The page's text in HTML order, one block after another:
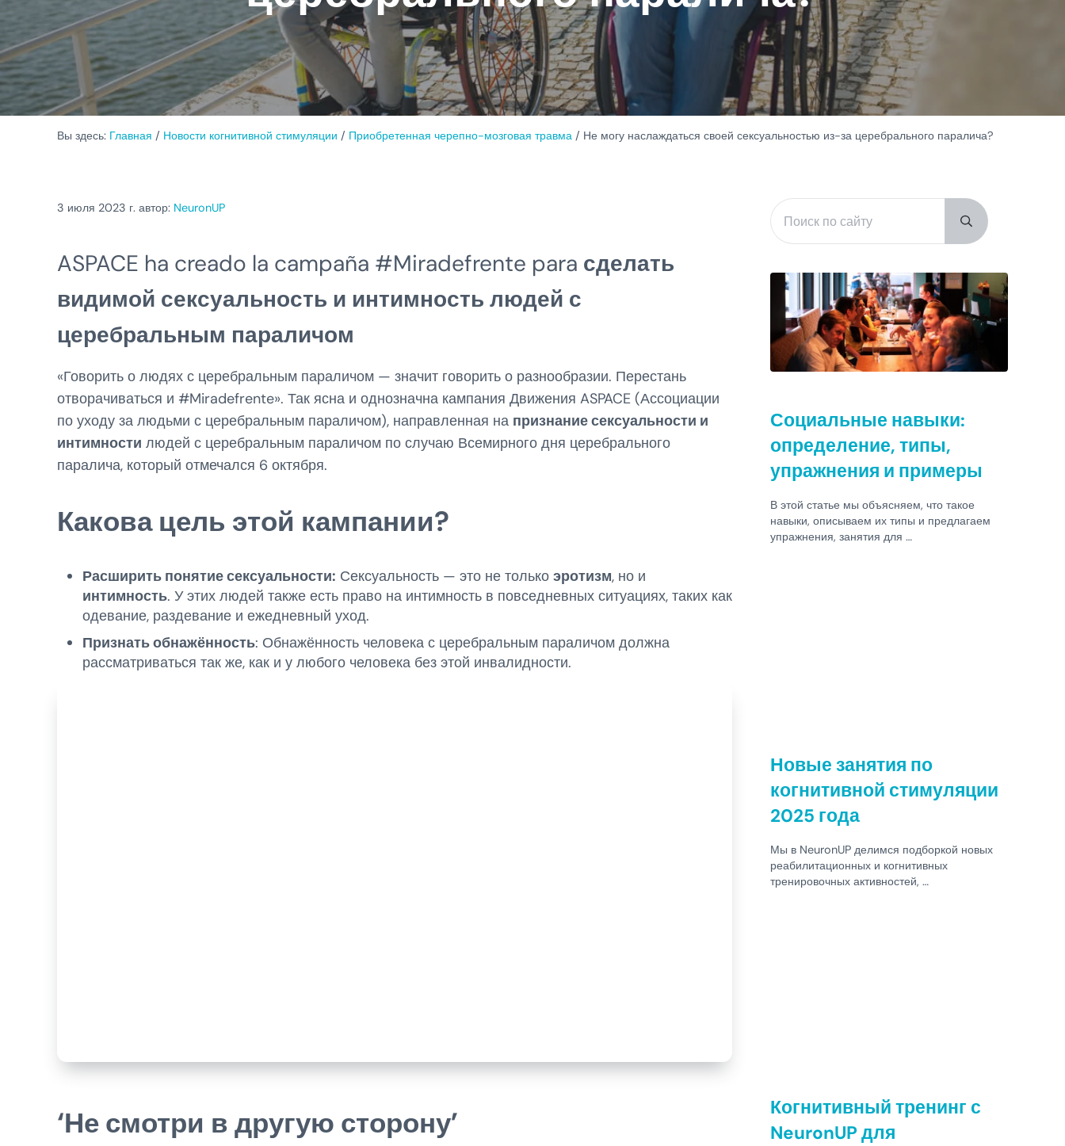
Вы здесь: Главная / Новости когнитивной стимуляции / Приобретенная черепно-мозговая травма / Не могу наслаждаться своей сексуальностью из-за церебрального паралича?
3 июля 2023 г. автор: NeuronUP
ASPACE ha creado la campaña #Miradefrente para сделать
видимой сексуальность и интимность людей с
церебральным параличом
«Говорить о людях с церебральным параличом — значит говорить о разнообразии. Перестань
отворачиваться и #Miradefrente». Так ясна и однозначна кампания Движения ASPACE (Ассоциации
по уходу за людьми с церебральным параличом), направленная на признание сексуальности и
интимности людей с церебральным параличом по случаю Всемирного дня церебрального
паралича, который отмечался 6 октября.
Какова цель этой кампании?
Расширить понятие сексуальности: Сексуальность — это не только эротизм, но и
интимность. У этих людей также есть право на интимность в повседневных ситуациях, таких как
одевание, раздевание и ежедневный уход.
Признать обнажённость: Обнажённость человека с церебральным параличом должна
рассматриваться так же, как и у любого человека без этой инвалидности.
‘Не смотри в другую сторону’
Sidebar
Поиск по сайту
Submit search
Социальные навыки:
определение, типы,
упражнения и примеры
В этой статье мы объясняем, что такое
навыки, описываем их типы и предлагаем
упражнения, занятия для …
Новые занятия по
когнитивной стимуляции
2025 года
Мы в NeuronUP делимся подборкой новых
реабилитационных и когнитивных
тренировочных активностей, …
Когнитивный тренинг с
NeuronUP для